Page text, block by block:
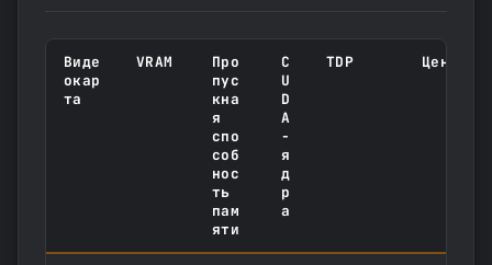
Виде
окар
та
VRAM
Про
пус
кна
я
спо
соб
нос
ть
пам
яти
C
U
D
A
-
я
д
р
а
TDP Цена,